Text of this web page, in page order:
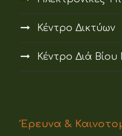
Κέντρο Δικτύων
Κέντρο Διά
Έρευνα &